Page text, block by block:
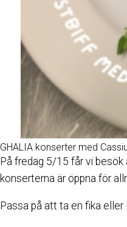
GHALIA konserter med
På fredag 5/15 får vi
konserterna är öppna för
Passa på att ta en fika